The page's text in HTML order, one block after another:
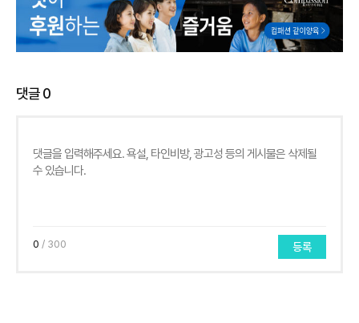
댓글0
0 / 300 등록